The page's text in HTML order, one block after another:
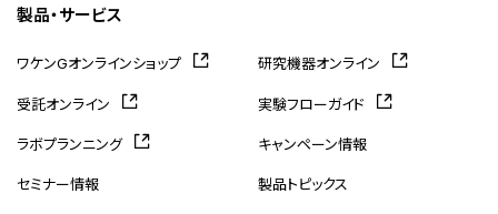
製品・サービス
ワケンGオンラインショップ 研究機器オンライン
受託オンライン 実験フローガイド
ラボプランニング キャンペーン情報
セミナー情報 製品トピックス